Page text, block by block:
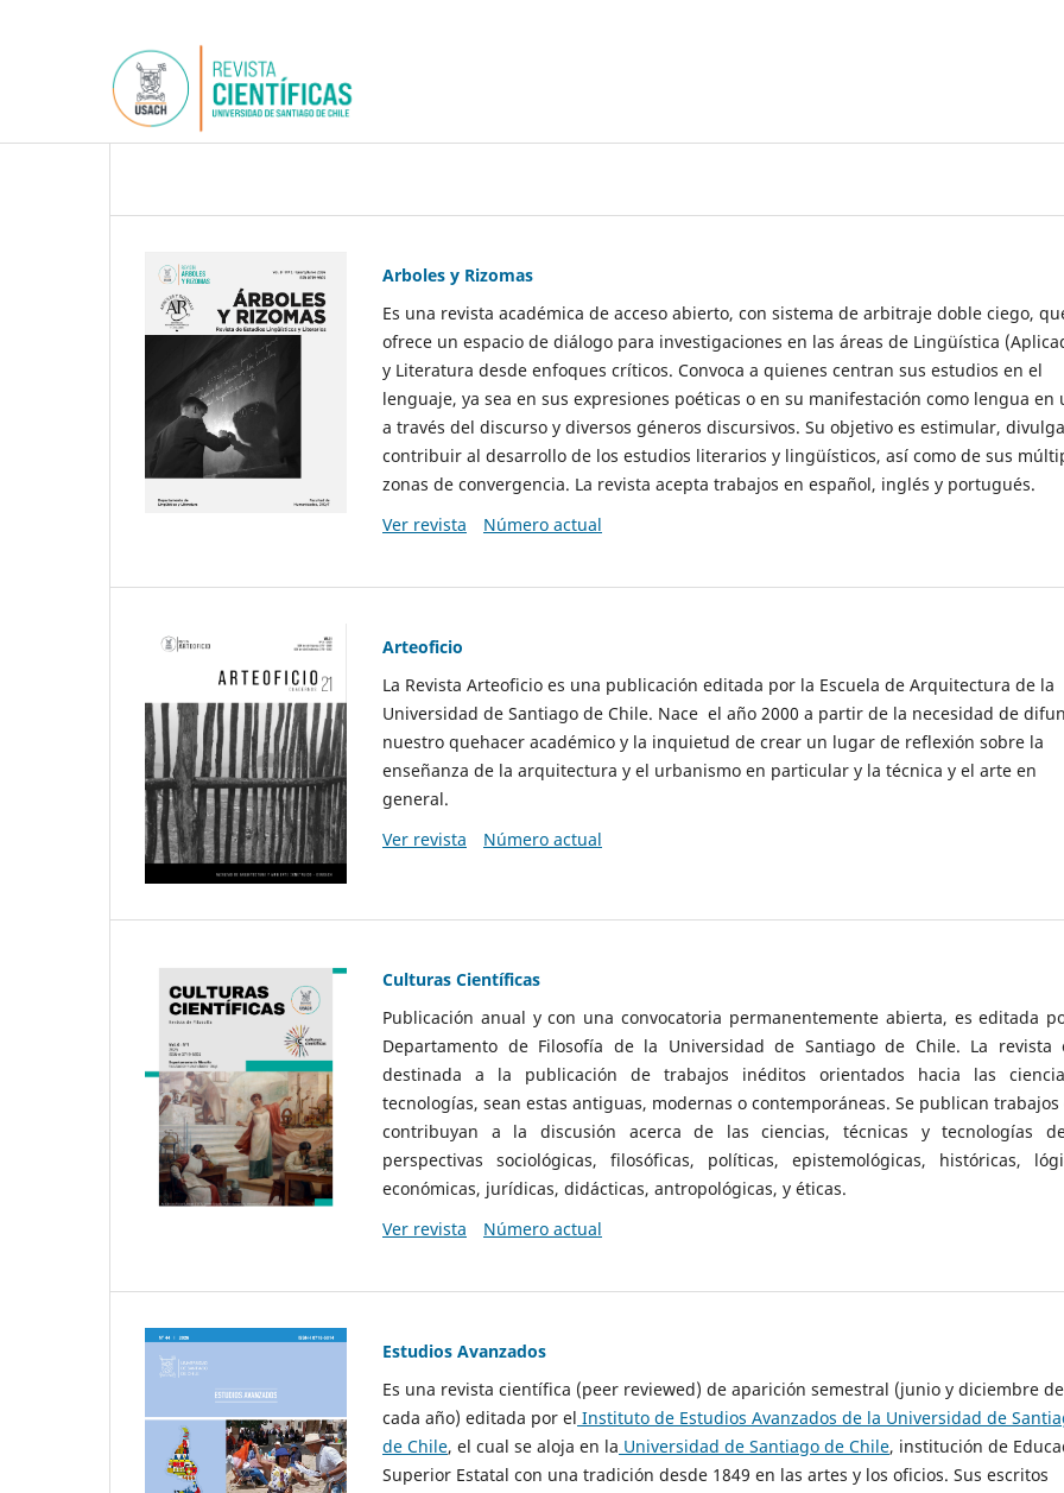
Arboles y Rizomas
Es una revista académica de acceso abierto, con sistema de arbitraje doble ciego,
ofrece un espacio de diálogo para investigaciones en las áreas de Lingüística
y Literatura desde enfoques críticos. Convoca a quienes centran sus estudios en el
lenguaje, ya sea en sus expresiones poéticas o en su manifestación como lengua en
a través del discurso y diversos géneros discursivos. Su objetivo es estimular,
contribuir al desarrollo de los estudios literarios y lingüísticos, así como de sus
zonas de convergencia. La revista acepta trabajos en español, inglés y portugués.
Ver revista
Número actual
Arteoficio
La Revista Arteoficio es una publicación editada por la Escuela de Arquitectura de la
Universidad de Santiago de Chile. Nace el año 2000 a partir de la necesidad de
nuestro quehacer académico y la inquietud de crear un lugar de reflexión sobre la
enseñanza de la arquitectura y el urbanismo en particular y la técnica y el arte en
general.
Ver revista
Número actual
Culturas Científicas
Publicación anual y con una convocatoria permanentemente abierta, es editada
Departamento de Filosofía de la Universidad de Santiago de Chile. La revista
destinada a la publicación de trabajos inéditos orientados hacia las
tecnologías, sean estas antiguas, modernas o contemporáneas. Se publican
contribuyan a la discusión acerca de las ciencias, técnicas y tecnologías
perspectivas sociológicas, filosóficas, políticas, epistemológicas, históricas,
económicas, jurídicas, didácticas, antropológicas, y éticas.
Ver revista
Número actual
Estudios Avanzados
Es una revista científica (peer reviewed) de aparición semestral (junio y diciembre de
cada año) editada por el Instituto de Estudios Avanzados de la Universidad de
de Chile, el cual se aloja en la Universidad de Santiago de Chile, institución de
Superior Estatal con una tradición desde 1849 en las artes y los oficios. Sus escritos